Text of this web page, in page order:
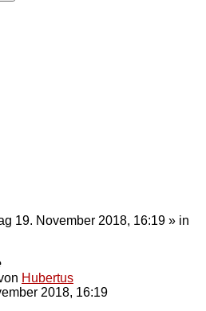
19. November 2018, 16:19 » in
Hubertus
2018, 16:19